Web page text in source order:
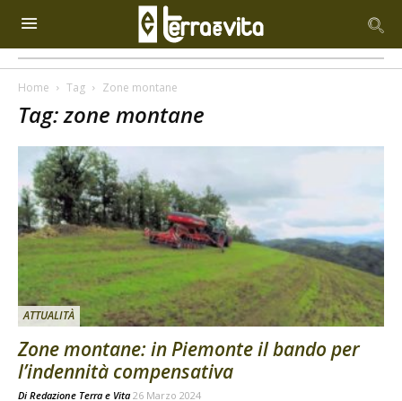
Home Tag Zone montane
Tag: zone montane
ATTUALITÀ
Zone montane: in Piemonte il bando per
l’indennità compensativa
Di Redazione Terra e Vita 26 Marzo 2024